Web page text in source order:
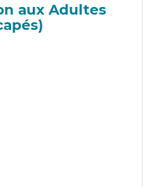
aux Adultes